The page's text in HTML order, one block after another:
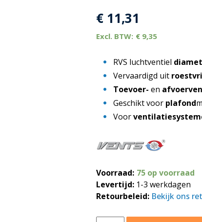
€ 11,31
€ 9,35
RVS luchtventiel
Vervaardigd uit
Toevoer- en
Geschikt voor plafond
Voor
Voorraad: 75 op voorraad
Levertijd: 1-3 werkdagen
Retourbeleid: Bekijk ons